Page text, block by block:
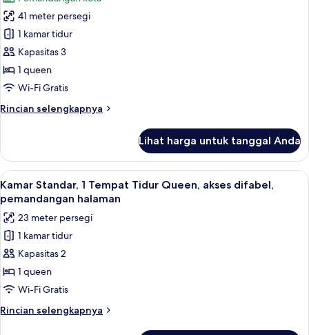
untuk
Suite,
1
Tempat
Tidur
41 meter persegi
1 kamar tidur
Kapasitas 3
1 queen
Wi-Fi Gratis
Rincian selengkapnya
Rincian
Suite,
Tempat
Tidur
Queen
Lihat harga untuk tanggal Anda
Lihat
semua
foto
untuk
Kamar
Standar,
1
Tempat
Tidur
Queen,
Seprai antialergi, meja kerja, dan
8
Kamar Standar, 1 Tempat Tidur Queen, akses difabel,
pemandangan halaman
23 meter persegi
1 kamar tidur
Kapasitas 2
1 queen
Wi-Fi Gratis
Rincian selengkapnya
Rincian